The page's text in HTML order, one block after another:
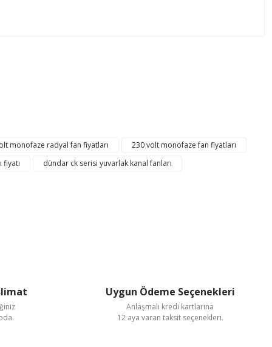
monofaze radyal fan fiyatları
230 volt monofaze fan fiyatları
dündar ck serisi yuvarlak kanal fanları
Uygun Ödeme Seçenekleri
Anlaşmalı kredi kartlarına
12 aya varan taksit seçenekleri.